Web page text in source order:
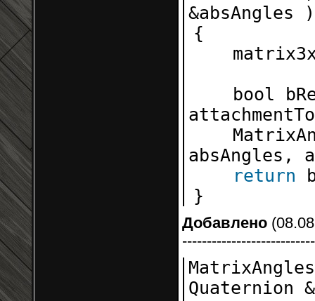
&absAngles )
{
bool
absAngles,
return
}
Добавлено
Quaternion